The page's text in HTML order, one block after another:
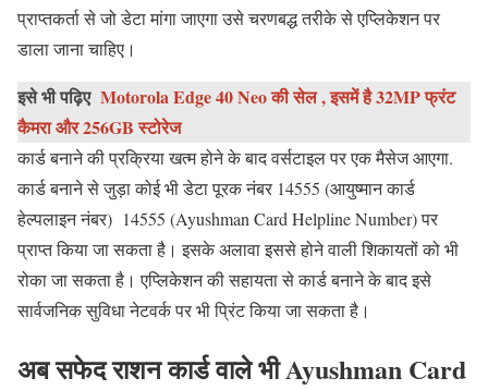
प्राप्तकर्ता से जो डेटा मांगा जाएगा उसे चरणबद्ध तरीके से एप्लिकेशन पर
डाला जाना चाहिए।
इसे भी पढ़िए Motorola Edge 40 Neo की सेल , इसमें है 32MP फ्रंट
कैमरा और 256GB स्टोरेज
कार्ड बनाने की प्रक्रिया खत्म होने के बाद वर्सटाइल पर एक मैसेज आएगा.
कार्ड बनाने से जुड़ा कोई भी डेटा पूरक नंबर 14555 (आयुष्मान कार्ड
हेल्पलाइन नंबर) 14555 (Ayushman Card Helpline Number) पर
प्राप्त किया जा सकता है। इसके अलावा इससे होने वाली शिकायतों को भी
रोका जा सकता है। एप्लिकेशन की सहायता से कार्ड बनाने के बाद इसे
सार्वजनिक सुविधा नेटवर्क पर भी प्रिंट किया जा सकता है।
अब सफेद राशन कार्ड वाले भी Ayushman Card